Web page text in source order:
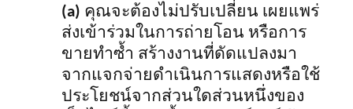
(a) คุณจะต้องไม่ปรับเปลี่ยน เผยแพร่
ส่งเข้าร่วมในการถ่ายโอน หรือการ
ขายทำซ้ำ สร้างงานที่ดัดแปลงมา
จากแจกจ่ายดำเนินการแสดงหรือใช้
ประโยชน์จากส่วนใดส่วนหนึ่งของ